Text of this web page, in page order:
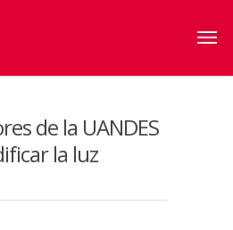
de la UANDES
la luz